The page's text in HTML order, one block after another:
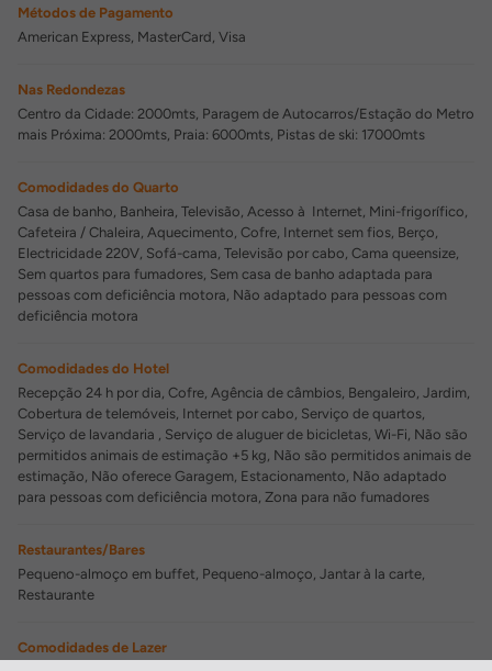
Métodos de Pagamento
American Express, MasterCard, Visa
Nas Redondezas
Centro da Cidade: 2000mts, Paragem de Autocarros/Estação do Metro
mais Próxima: 2000mts, Praia: 6000mts, Pistas de ski: 17000mts
Comodidades do Quarto
Casa de banho, Banheira, Televisão, Acesso à Internet, Mini-frigorífico,
Cafeteira / Chaleira, Aquecimento, Cofre, Internet sem fios, Berço,
Electricidade 220V, Sofá-cama, Televisão por cabo, Cama queensize,
Sem quartos para fumadores, Sem casa de banho adaptada para
pessoas com deficiência motora, Não adaptado para pessoas com
deficiência motora
Comodidades do Hotel
Recepção 24 h por dia, Cofre, Agência de câmbios, Bengaleiro, Jardim,
Cobertura de telemóveis, Internet por cabo, Serviço de quartos,
Serviço de lavandaria , Serviço de aluguer de bicicletas, Wi-Fi, Não são
permitidos animais de estimação +5 kg, Não são permitidos animais de
estimação, Não oferece Garagem, Estacionamento, Não adaptado
para pessoas com deficiência motora, Zona para não fumadores
Restaurantes/Bares
Pequeno-almoço em buffet, Pequeno-almoço, Jantar à la carte,
Restaurante
Comodidades de Lazer